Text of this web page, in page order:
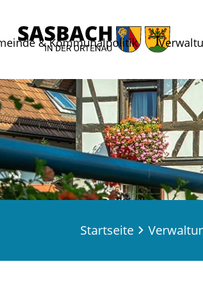
& Kommunalpolitik
Startseite